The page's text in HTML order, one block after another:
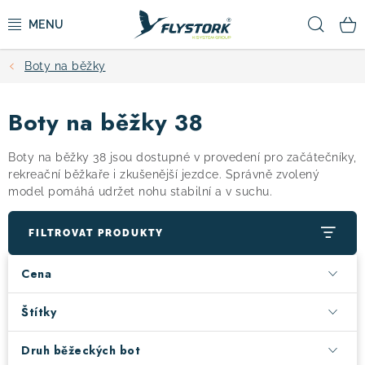
na
CYKLISTIKA
ZIMNÍ SPORTY
KOLOBĚŽKY
OBLEČENÍ A BOTY
DOPLŇKY
CAMPING
VÝPRODEJ
Boty na běžky
Boty na běžky 38
Boty na běžky 38 jsou dostupné v provedení pro začátečníky,
rekreační běžkaře i zkušenější jezdce. Správně zvolený
model pomáhá udržet nohu stabilní a v suchu.
FILTROVAT PRODUKTY
Cena
Štítky
Druh běžeckých bot